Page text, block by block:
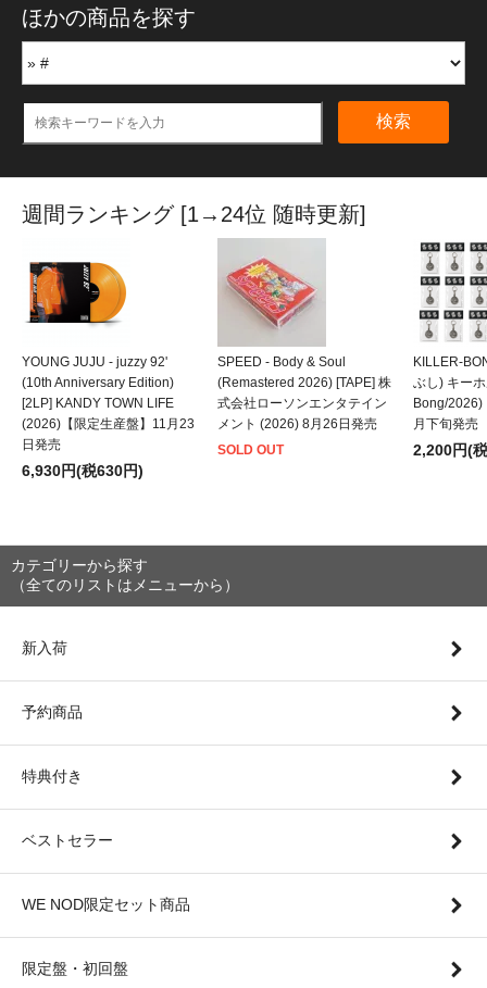
ほかの商品を探す
検索
週間ランキング [1→24位 随時更新]
YOUNG JUJU - juzzy 92'
(10th Anniversary Edition)
[2LP] KANDY TOWN LIFE
(2026)【限定生産盤】11月23
日発売
6,930円(税630円)
SPEED - Body & Soul
(Remastered 2026) [TAPE] 株
式会社ローソンエンタテイン
メント (2026) 8月26日発売
SOLD OUT
KILLER-
ぶし) キー
Bong/2026)
月下旬発売
2,200円(
カテゴリーから探す
（全てのリストはメニューから）
新入荷
予約商品
特典付き
ベストセラー
WE NOD限定セット商品
限定盤・初回盤